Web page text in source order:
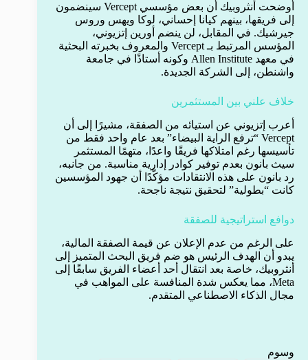
أوضحت أنثروبيك أن بعض مؤسسي Vercept سينضمون
إلى فريقها، بينهم كيانا إحساني، لوكا ويهس وروس
جيرشيك. في المقابل، لن ينضم أورين إتزيوني،
المؤسس المرتبط بـ Vercept والمعروف بخبرته البحثية
في معهد Allen Institute وكونه أستاذًا في جامعة
واشنطن، إلى الشركة الجديدة.
خلاف علني بين المستثمرين
أعرب إتزيوني عن استيائه من الصفقة، مشيرًا إلى أن
Vercept “ترفع الراية البيضاء” بعد عام واحد فقط من
تأسيسها رغم امتلاكها فريقًا واعدًا، متهمًا المستثمر
سيث بانون بعدم توفير كوادر إدارية مناسبة. من جانبه،
رد بانون على هذه الانتقادات مؤكّدًا أن جهود المؤسسين
كانت “بطولية” لتحقيق نتيجة ناجحة.
دوافع استراتيجية للصفقة
على الرغم من عدم الإعلان عن قيمة الصفقة المالية،
يبدو أن الهدف الرئيس هو ضم فريق البحث المتميز إلى
أنثروبيك، خاصة بعد انتقال أحد أعضاء الفريق سابقًا إلى
Meta، مما يعكس شدة المنافسة على المواهب في
مجال الذكاء الاصطناعي المتقدم.
وسوم